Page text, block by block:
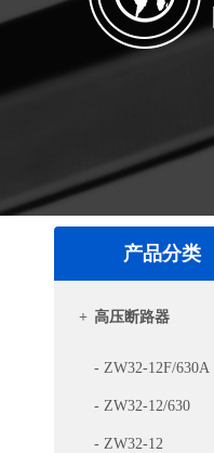
产品分类
+ 高压断路器
- ZW32-12F/630A
- ZW32-12/630
- ZW32-12